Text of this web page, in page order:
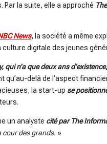
Par la suite, elle a approché
News, la société a même
culture digitale des jeunes
qui n’a que deux ans
qu’au-delà de l’aspect
la start-up se
un analyste cité par The
cour des grands. »